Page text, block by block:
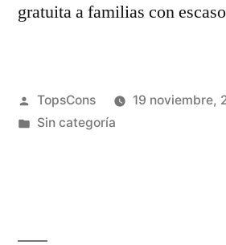
gratuita a familias con
TopsCons
19 noviembre,
Sin categoría